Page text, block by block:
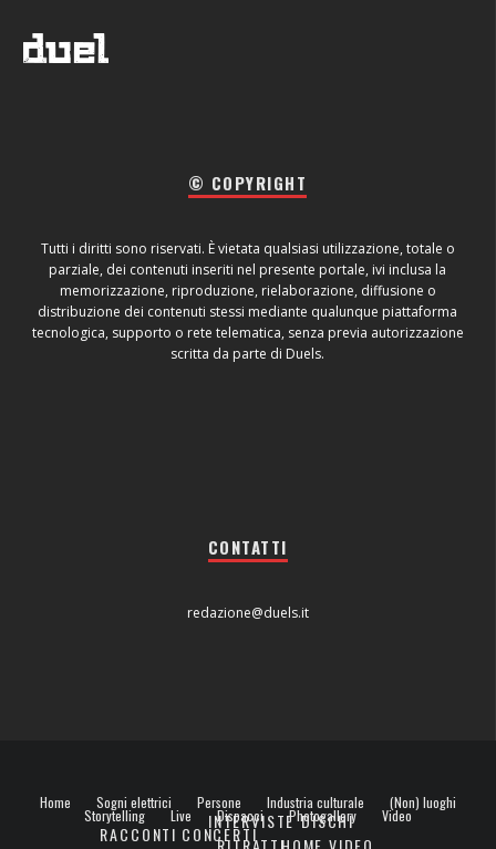
© COPYRIGHT
Tutti i diritti sono riservati. È vietata qualsiasi utilizzazione, totale o
parziale, dei contenuti inseriti nel presente portale, ivi inclusa la
memorizzazione, riproduzione, rielaborazione, diffusione o
distribuzione dei contenuti stessi mediante qualunque piattaforma
tecnologica, supporto o rete telematica, senza previa autorizzazione
scritta da parte di Duels.
CONTATTI
redazione@duels.it
Home Sogni elettrici Persone
INTERVISTE
Industria culturale
DISCHI
(Non) luoghi
Storytelling
RACCONTI
Live
CONCERTI
Dispacci Photogallery Video